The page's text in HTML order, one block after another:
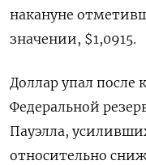
накануне
значении, $1,0915.
Доллар упал после
Федеральной
Пауэлла,
относительно